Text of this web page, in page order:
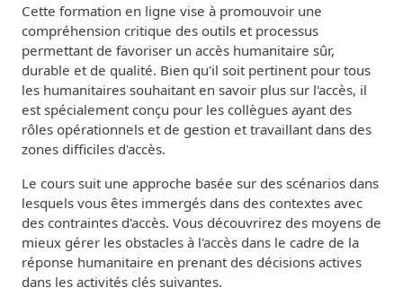
Cette formation en ligne vise à promouvoir une
compréhension critique des outils et processus
permettant de favoriser un accès humanitaire sûr,
durable et de qualité. Bien qu'il soit pertinent pour tous
les humanitaires souhaitant en savoir plus sur l'accès, il
est spécialement conçu pour les collègues ayant des
rôles opérationnels et de gestion et travaillant dans des
zones difficiles d'accès.
Le cours suit une approche basée sur des scénarios dans
lesquels vous êtes immergés dans des contextes avec
des contraintes d'accès. Vous découvrirez des moyens de
mieux gérer les obstacles à l'accès dans le cadre de la
réponse humanitaire en prenant des décisions actives
dans les activités clés suivantes.